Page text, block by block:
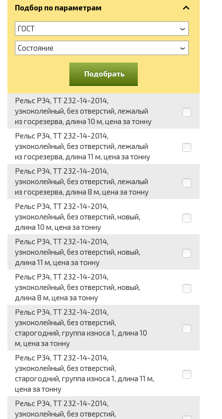
Подбор по параметрам
ГОСТ
Состояние
Подобрать
Рельс Р34, ТТ 232-14-2014,
узкоколейный, без отверстий, лежалый
из госрезерва, длина 10 м, цена за тонну
Рельс Р34, ТТ 232-14-2014,
узкоколейный, без отверстий, лежалый
из госрезерва, длина 11 м, цена за тонну
Рельс Р34, ТТ 232-14-2014,
узкоколейный, без отверстий, лежалый
из госрезерва, длина 8 м, цена за тонну
Рельс Р34, ТТ 232-14-2014,
узкоколейный, без отверстий, новый,
длина 10 м, цена за тонну
Рельс Р34, ТТ 232-14-2014,
узкоколейный, без отверстий, новый,
длина 11 м, цена за тонну
Рельс Р34, ТТ 232-14-2014,
узкоколейный, без отверстий, новый,
длина 8 м, цена за тонну
Рельс Р34, ТТ 232-14-2014,
узкоколейный, без отверстий,
старогодний, группа износа 1, длина 10
м, цена за тонну
Рельс Р34, ТТ 232-14-2014,
узкоколейный, без отверстий,
старогодний, группа износа 1, длина 11 м,
цена за тонну
Рельс Р34, ТТ 232-14-2014,
узкоколейный, без отверстий,